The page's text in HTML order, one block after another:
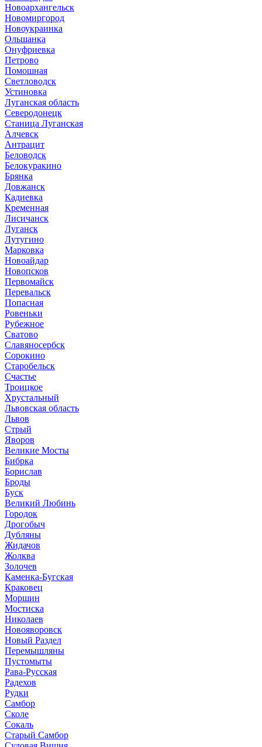
Новоархангельск
Новомиргород
Новоукраинка
Ольшанка
Онуфриевка
Петрово
Помошная
Светловодск
Устиновка
Луганская область
Северодонецк
Станица Луганская
Алчевск
Антрацит
Беловодск
Белокуракино
Брянка
Довжанск
Кадиевка
Кременная
Лисичанск
Луганск
Лутугино
Марковка
Новоайдар
Новопсков
Первомайск
Перевальск
Попасная
Ровеньки
Рубежное
Сватово
Славяносербск
Сорокино
Старобельск
Счастье
Троицкое
Хрустальный
Львовская область
Львов
Стрый
Яворов
Великие Мосты
Бибрка
Борислав
Броды
Буск
Великий Любинь
Городок
Дрогобыч
Дубляны
Жидачов
Жолква
Золочев
Каменка-Бугская
Краковец
Моршин
Мостиска
Николаев
Новояворовск
Новый Раздел
Перемышляны
Пустомыты
Рава-Русская
Радехов
Рудки
Самбор
Сколе
Сокаль
Старый Самбор